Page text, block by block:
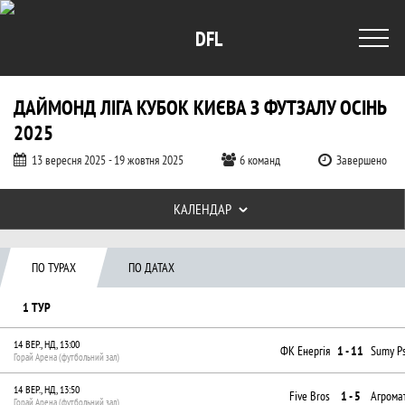
DFL
ДАЙМОНД ЛІГА КУБОК КИЄВА З ФУТЗАЛУ ОСІНЬ
2025
13 вересня 2025 - 19 жовтня 2025 6 команд Завершено
Календар за датою і по турам,
ПО ДАТАХ
ПО ТУРАХ
1 ТУР
14 ВЕР., НД, 13:00
Горай Арена (футбольний зал) ФК Енергія 1 - 11 Sumy
14 ВЕР., НД, 13:50
Горай Арена (футбольний зал) Five Bros 1 - 5
КАЛЕНДАР
Таблиці турніру